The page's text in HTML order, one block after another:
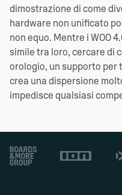
dimostrazione di come
hardware non unificato
non equo. Mentre i WOO
simile tra loro, cercare di
orologio, un supporto per
crea una dispersione
impedisce qualsiasi
Footer